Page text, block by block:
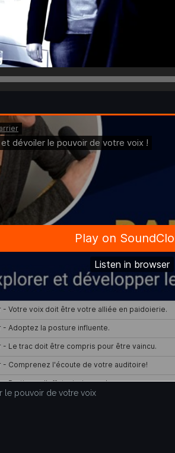
le pouvoir de votre voix